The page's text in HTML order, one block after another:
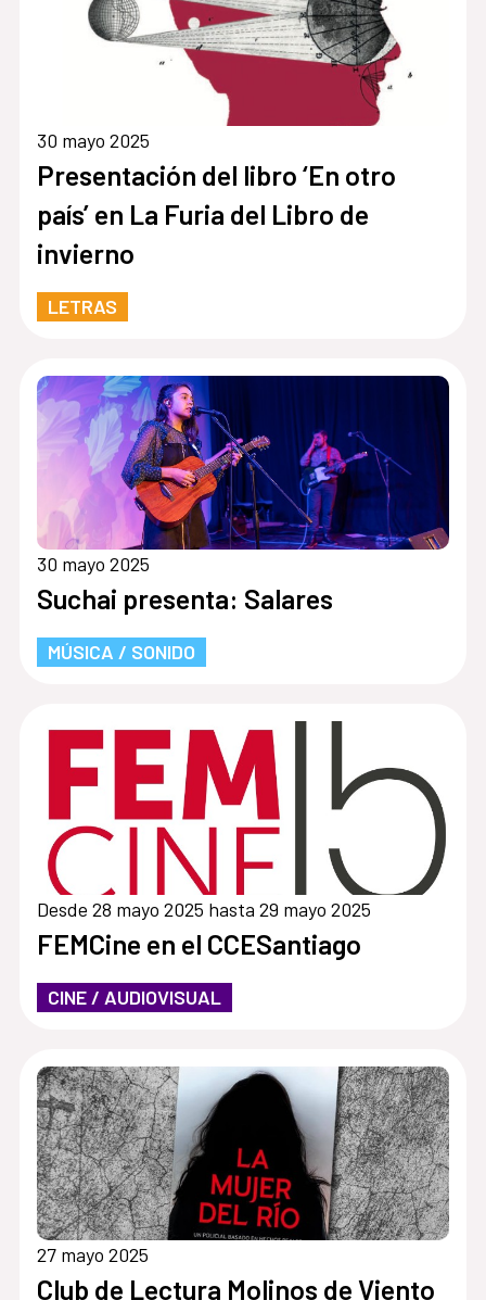
30 mayo 2025
Presentación del libro ‘En otro
país’ en La Furia del Libro de
invierno
LETRAS
30 mayo 2025
Suchai presenta: Salares
MÚSICA / SONIDO
Desde 28 mayo 2025 hasta 29 mayo 2025
FEMCine en el CCESantiago
CINE / AUDIOVISUAL
27 mayo 2025
Club de Lectura Molinos de Viento